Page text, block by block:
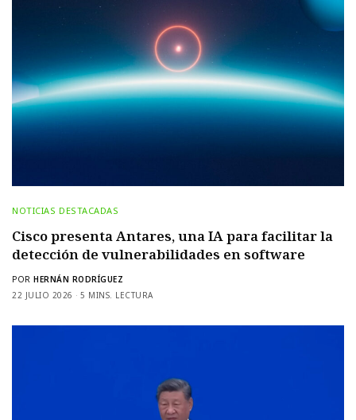
NOTICIAS DESTACADAS
Cisco presenta Antares, una IA para facilitar la
detección de vulnerabilidades en software
POR HERNÁN RODRÍGUEZ
22 JULIO 2026
5 MINS. LECTURA